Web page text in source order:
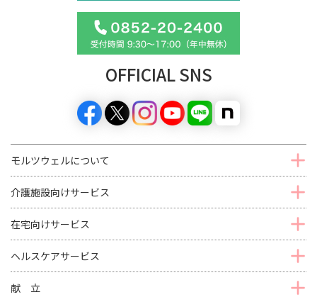
OFFICIAL SNS
モルツウェルについて
介護施設向けサービス
在宅向けサービス
ヘルスケアサービス
献 立